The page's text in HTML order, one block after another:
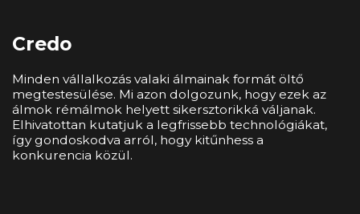
Credo
Minden vállalkozás valaki álmainak formát öltő
megtestesülése. Mi azon dolgozunk, hogy ezek az
álmok rémálmok helyett sikersztorikká váljanak.
Elhivatottan kutatjuk a legfrissebb technológiákat,
így gondoskodva arról, hogy kitűnhess a
konkurencia közül.